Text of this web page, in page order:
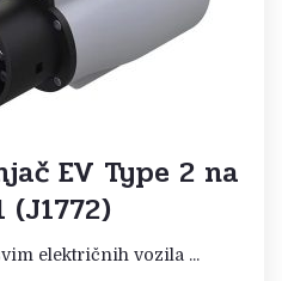
EV Type 2 na
(J1772)
električnih vozila ...